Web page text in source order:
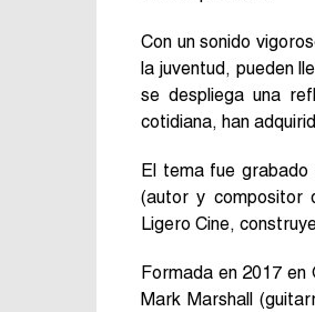
Con un sonido
la juventud, pueden
se despliega una
cotidiana, han
El tema fue grabado
(autor y compositor
Ligero Cine,
Formada en 2017 en
Mark Marshall